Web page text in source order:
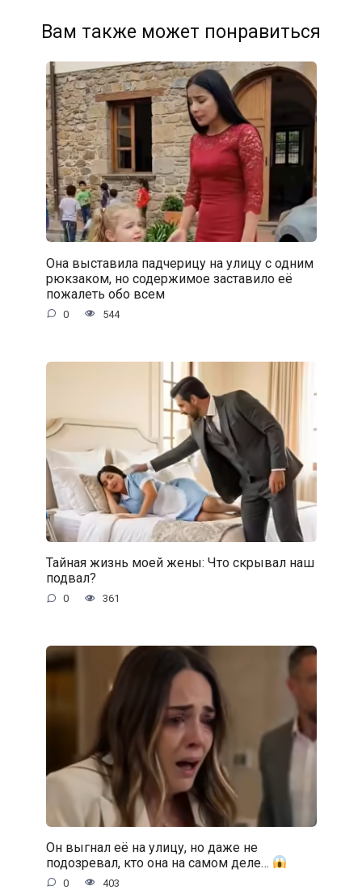
Вам также может понравиться
Она выставила падчерицу на улицу с одним
рюкзаком, но содержимое заставило её
пожалеть обо всем
0 544
Тайная жизнь моей жены: Что скрывал наш
подвал?
0 361
Он выгнал её на улицу, но даже не
подозревал, кто она на самом деле…
0 403